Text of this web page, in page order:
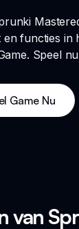
en functies in
Speel
Game Nu
van